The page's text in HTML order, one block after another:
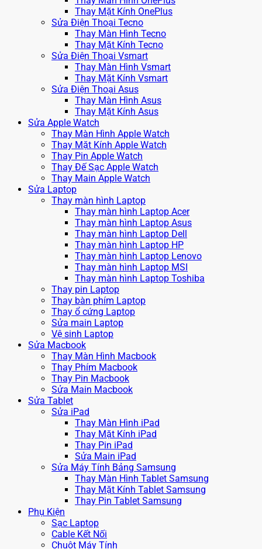
Thay Mặt Kính OnePlus
Sửa Điện Thoại Tecno
Thay Màn Hình Tecno
Thay Mặt Kính Tecno
Sửa Điện Thoại Vsmart
Thay Màn Hình Vsmart
Thay Mặt Kính Vsmart
Sửa Điện Thoại Asus
Thay Màn Hình Asus
Thay Mặt Kính Asus
Sửa Apple Watch
Thay Màn Hình Apple Watch
Thay Mặt Kính Apple Watch
Thay Pin Apple Watch
Thay Đế Sạc Apple Watch
Thay Main Apple Watch
Sửa Laptop
Thay màn hình Laptop
Thay màn hình Laptop Acer
Thay màn hình Laptop Asus
Thay màn hình Laptop Dell
Thay màn hình Laptop HP
Thay màn hình Laptop Lenovo
Thay màn hình Laptop MSI
Thay màn hình Laptop Toshiba
Thay pin Laptop
Thay bàn phím Laptop
Thay ổ cứng Laptop
Sửa main Laptop
Vệ sinh Laptop
Sửa Macbook
Thay Màn Hình Macbook
Thay Phím Macbook
Thay Pin Macbook
Sửa Main Macbook
Sửa Tablet
Sửa iPad
Thay Màn Hình iPad
Thay Mặt Kính iPad
Thay Pin iPad
Sửa Main iPad
Sửa Máy Tính Bảng Samsung
Thay Màn Hình Tablet Samsung
Thay Mặt Kính Tablet Samsung
Thay Pin Tablet Samsung
Phụ Kiện
Sạc Laptop
Cable Kết Nối
Chuột Máy Tính